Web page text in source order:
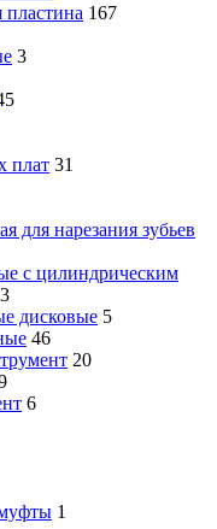
пластина 167
3
плат 31
для нарезания зубьев
с цилиндрическим
дисковые 5
46
20
6
1